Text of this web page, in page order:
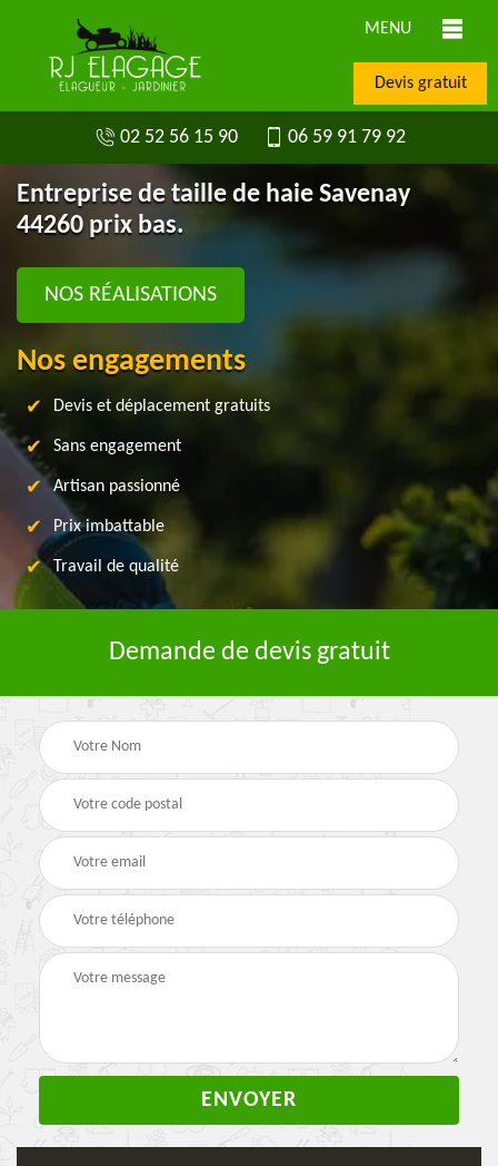
MENU
Devis gratuit
02 52 56 15 90 06 59 91 79 92
Entreprise de taille de haie Savenay
44260 prix bas.
NOS RÉALISATIONS
Nos engagements
Devis et déplacement gratuits
Sans engagement
Artisan passionné
Prix imbattable
Travail de qualité
Demande de devis gratuit